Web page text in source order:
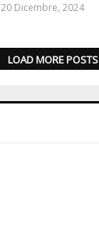
20 Dicembre, 2024
LOAD MORE POSTS